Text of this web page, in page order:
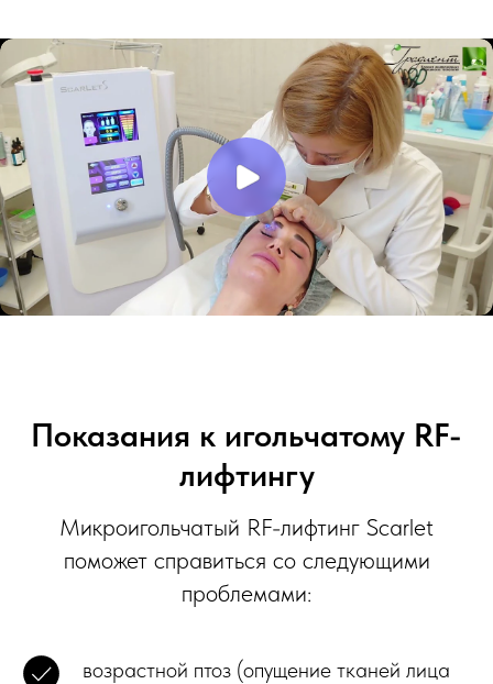
Показания к игольчатому RF-
лифтингу
Микроигольчатый RF-лифтинг Scarlet
поможет справиться со следующими
проблемами:
возрастной птоз (опущение тканей лица